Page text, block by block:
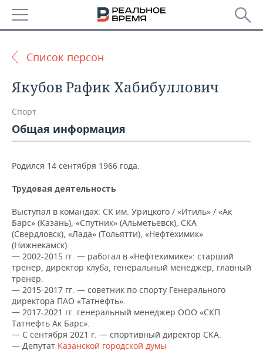
ТАТАРСТАН
УДМУРТИЯ
АНАЛИТИКА
НОВОСТИ АНАЛИТИКИ
КОМУ ПРИНАДЛЕЖАТ
ТОРГОВЫЕ ЦЕНТРЫ
ТАТАРСТАНА
ЭКОНОМИКА
БЮДЖЕТ
ИНВЕСТИЦИИ
ПРОМЫШЛЕННОСТИ
АГРОПРОМ
МАШИНОСТРОЕНИЕ
НЕФТЕХИМИЯ
НЕФТЬ
ОПК
ЭНЕРГЕТИКА
НОВОСТИ АВТО
БИЗНЕС
НОВОСТИ БИЗНЕСА
РОЗНИЧНАЯ ТОРГОВЛЯ
ТРАНСПОРТ
УСЛУГИ
ТЕХНОЛОГИИ
НОВОСТИ ТЕХНОЛОГИЙ
IT
МЕДИА
МЕРОПРИЯТИЯ
НОВОСТИ МЕРОПРИЯТИЙ
ВЫЕЗДНАЯ РЕДАКЦИЯ
СПОРТ
НОВОСТИ СПОРТА
ОБЩЕСТВО
Список персон
Якубов Рафик Хабибуллович
Спорт
Общая информация
Родился 14 сентября 1966 года.
Трудовая деятельность
Выступал в командах: СК им. Урицкого / «Итиль» / «Ак
Барс» (Казань), «Спутник» (Альметьевск), СКА
(Свердловск), «Лада» (Тольятти), «Нефтехимик»
(Нижнекамск).
— 2002-2015 гг. — работал в «Нефтехимике»: старший
тренер, директор клуба, генеральный менеджер, главный
тренер.
— 2015-2017 гг. — советник по спорту Генерального
директора ПАО «Татнефть».
— 2017-2021 гг. генеральный менеджер ООО «СКП
Татнефть Ак Барс».
— С сентября 2021 г. — спортивный директор СКА.
— Депутат Казанской городской думы